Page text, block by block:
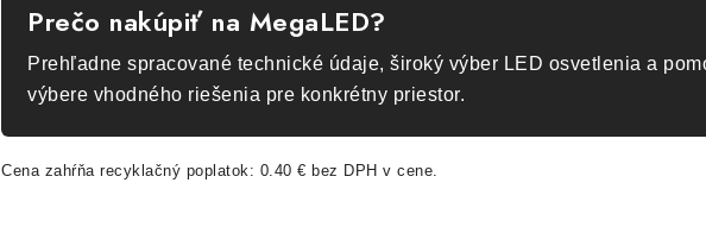
Prečo nakúpiť na MegaLED?
Prehľadne spracované technické údaje, široký výber LED osvetlenia a
výbere vhodného riešenia pre konkrétny priestor.
Cena zahŕňa recyklačný poplatok: 0.40 € bez DPH v cene.